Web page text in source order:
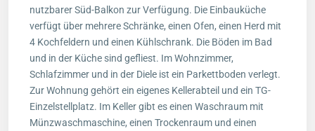
nutzbarer Süd-Balkon zur Verfügung. Die Einbauküche
verfügt über mehrere Schränke, einen Ofen, einen Herd mit
4 Kochfeldern und einen Kühlschrank. Die Böden im Bad
und in der Küche sind gefliest. Im Wohnzimmer,
Schlafzimmer und in der Diele ist ein Parkettboden verlegt.
Zur Wohnung gehört ein eigenes Kellerabteil und ein TG-
Einzelstellplatz. Im Keller gibt es einen Waschraum mit
Münzwaschmaschine, einen Trockenraum und einen